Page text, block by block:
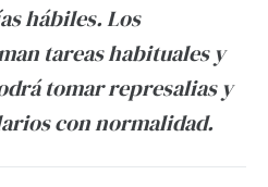
hábiles. Los
tareas habituales y
tomar represalias y
con normalidad.